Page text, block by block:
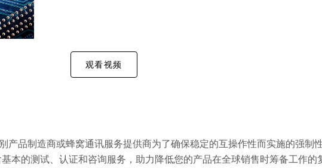
观看视频
产品制造商或蜂窝通讯服务提供商为了确保稳定的互操作性而实施的强制性
本的测试、认证和咨询服务，助力降低您的产品在全球销售时筹备工作的